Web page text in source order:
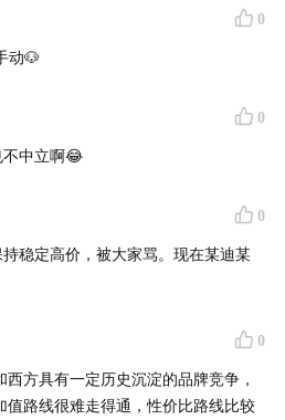
趣的人携手缔造清流，分享经
| 喜马拉雅 | 网易云音乐
枝FM | 央广云听 | 听听FM |
：津津乐道播客 | 微信：
0
动🐶
0
不中立啊😂
0
稳定高价，被大家骂。现在某迪某
0
方具有一定历史沉淀的品牌竞争，
值路线很难走得通，性价比路线比较